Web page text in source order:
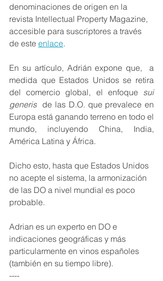
denominaciones de origen en la
revista Intellectual Property Magazine,
accesible para suscriptores a través
de este enlace.
En su artículo, Adrián expone que,  a
medida que Estados Unidos se retira
del comercio global, el enfoque sui
generis de las D.O. que prevalece en
Europa está ganando terreno en todo el
mundo, incluyendo China, India,
América Latina y África.
Dicho esto, hasta que Estados Unidos
no acepte el sistema, la armonización
de las DO a nivel mundial es poco
probable.
Adrian es un experto en DO e
indicaciones geográficas y más
particularmente en vinos españoles
(también en su tiempo libre).
----